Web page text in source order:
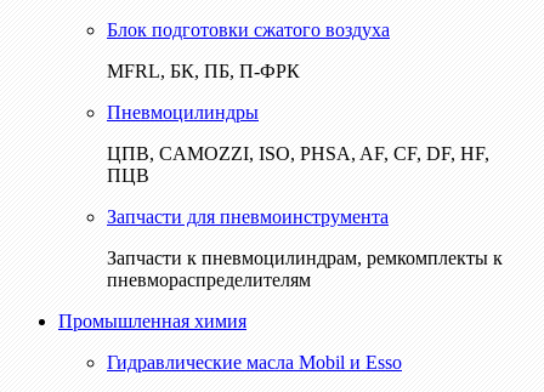
Блок подготовки сжатого воздуха
MFRL, БК, ПБ, П-ФРК
Пневмоцилиндры
ЦПВ, CAMOZZI, ISO, PHSA, AF, CF, DF, HF,
ПЦВ
Запчасти для пневмоинструмента
Запчасти к пневмоцилиндрам, ремкомплекты к
пневмораспределителям
Промышленная химия
Гидравлические масла Mobil и Esso